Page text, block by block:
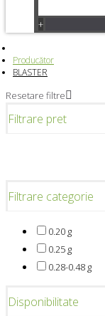
+
Producător
BLASTER
Resetare filtre
Filtrare pret
Filtrare categorie
0.20 g
0.25 g
0.28-0.48 g
Disponibilitate